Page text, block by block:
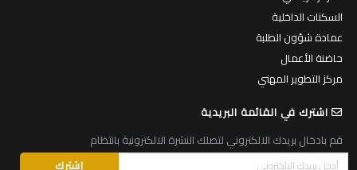
السكنات الداخلية
عمادة شؤون الطلبة
حاضنة الأعمال
مركز التطوير المهني
اشترك في القائمة البريدية
قم بادخال بريدك الالكتروني لتصلك النشرة الالكترونية بانتظام